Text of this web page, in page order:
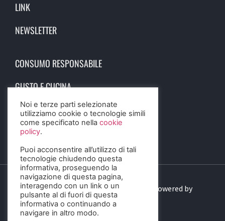
LINK
NEWSLETTER
CONSUMO RESPONSABILE
GUSTO E CUCINA
SCIENZA E SALUTE
STORIA E CULTURA
© 2023 Birra Informa. All Rights Reserved. Powered by
DIGITALSENSE
Noi e terze parti selezionate
utilizziamo cookie o tecnologie simili
come specificato nella cookie
policy.
Puoi acconsentire all’utilizzo di tali
tecnologie chiudendo questa
informativa, proseguendo la
navigazione di questa pagina,
interagendo con un link o un
pulsante al di fuori di questa
informativa o continuando a
navigare in altro modo.